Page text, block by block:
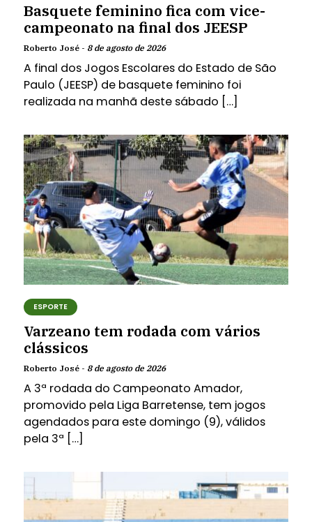
Basquete feminino fica com vice-
campeonato na final dos JEESP
Roberto José - 8 de agosto de 2026
A final dos Jogos Escolares do Estado de São
Paulo (JEESP) de basquete feminino foi
realizada na manhã deste sábado […]
ESPORTE
Varzeano tem rodada com vários
clássicos
Roberto José - 8 de agosto de 2026
A 3ª rodada do Campeonato Amador,
promovido pela Liga Barretense, tem jogos
agendados para este domingo (9), válidos
pela 3ª […]